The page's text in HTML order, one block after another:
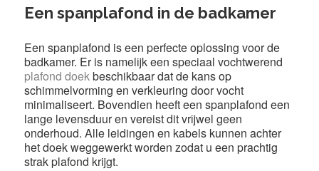
Een spanplafond in de badkamer
Een spanplafond is een perfecte oplossing voor de
badkamer. Er is namelijk een speciaal vochtwerend
plafond doekbeschikbaar dat de kans op
schimmelvorming en verkleuring door vocht
minimaliseert. Bovendien heeft een spanplafond een
lange levensduur en vereist dit vrijwel geen
onderhoud. Alle leidingen en kabels kunnen achter
het doek weggewerkt worden zodat u een prachtig
strak plafond krijgt.